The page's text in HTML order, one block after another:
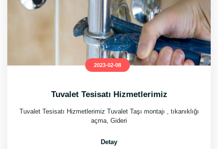
2023-02-08
Tuvalet Tesisatı Hizmetlerimiz
Tuvalet Tesisatı Hizmetlerimiz Tuvalet Taşı montajı , tıkanıklığı
açma, Gideri
Detay